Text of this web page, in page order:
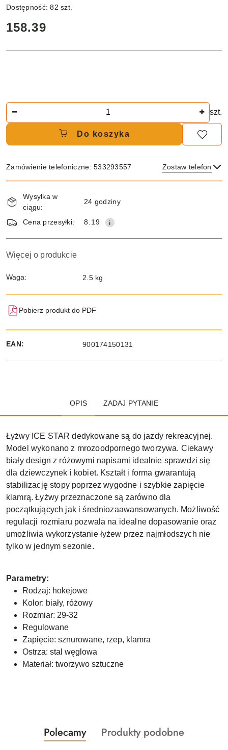
Dostępność:82szt.
cena:
158.39
Ilość
szt.
Do koszyka
Zamówienie telefoniczne: 533293557 Zostaw telefon
Dostępność
i
dostawa
Wysyłka w
ciągu:
24 godziny
Cena przesyłki: 8.19
Więcej o produkcie
Waga: 2.5 kg
Pobierz produkt do PDF
EAN: 900174150131
OPIS ZADAJ PYTANIE
Łyżwy ICE STAR dedykowane są do jazdy rekreacyjnej.
Model wykonano z mrozoodpornego tworzywa. Ciekawy
biały design z różowymi napisami idealnie sprawdzi się
dla dziewczynek i kobiet. Kształt i forma gwarantują
stabilizację stopy poprzez wygodne i szybkie zapięcie
klamrą. Łyżwy przeznaczone są zarówno dla
początkujących jak i średniozaawansowanych. Możliwość
regulacji rozmiaru pozwala na idealne dopasowanie oraz
umożliwia wykorzystanie łyżew przez najmłodszych nie
tylko w jednym sezonie.
Parametry:
Rodzaj: hokejowe
Kolor: biały, różowy
Rozmiar: 29-32
Regulowane
Zapięcie: sznurowane, rzep, klamra
Ostrza: stal węglowa
Materiał: tworzywo sztuczne
Pomiń karuzelę produktów
Produkty
o
Polecamy
Produkty
Produkty podobne